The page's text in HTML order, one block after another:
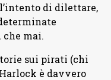
di dilettare,
mai.
sui pirati (chi
è davvero